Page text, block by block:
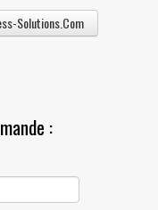
Solutions.com
: